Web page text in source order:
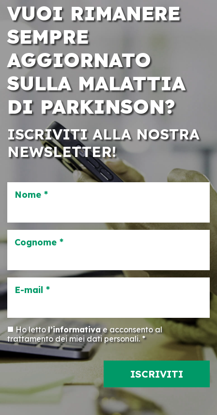
VUOI RIMANERE
SEMPRE
AGGIORNATO
SULLA MALATTIA
DI PARKINSON?
ISCRIVITI ALLA NOSTRA
NEWSLETTER!
Nome *
Cognome *
E-mail *
Ho lettol’informativae acconsento al
trattamento dei miei dati personali. *